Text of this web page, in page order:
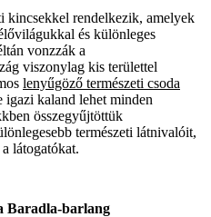
kincsekkel rendelkezik, amelyek
és különleges
vonzzák a
viszonylag kis területtel
lenyűgöző természeti csoda
igazi kaland lehet minden
összegyűjtöttük
természeti látnivalóit,
látogatókat.
Baradla-barlang